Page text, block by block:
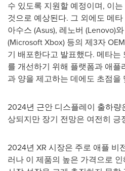
수 있도록 지원할 예정이며, 이는
것으로 예상된다. 그 외에도 메타
아수스 (Asus), 레노버 (Lenovo)와
(Microsoft Xbox) 등의 제3자OEM
기 배포한다고 발표했다. 메타는
를 개선하기 위해 플랫폼과 애플
과 양을 제고하는 데에도 초점을
2024년 근안 디스플레이 출하량
상되지만 장기 전망은 여전히 긍
2024년 XR 시장은 주로 애플 비
러나 이 제품의 높은 가격으로 인